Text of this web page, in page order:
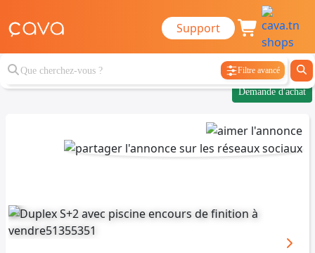
Support
Filtre avancé
Demande d'achat